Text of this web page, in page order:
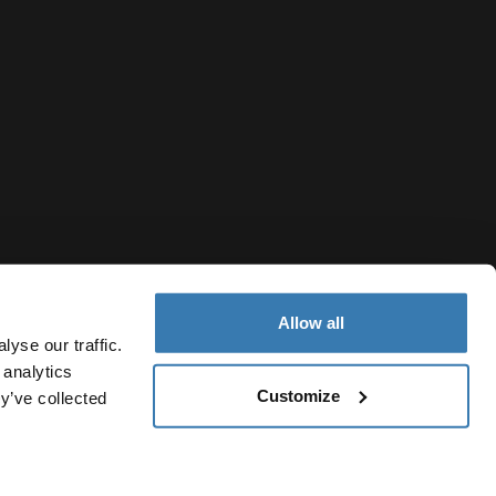
our traffic.
collected
Allow all
Customize
Cookie-Richtlinien Cookie-Einstellungen Current market/
Switzerland